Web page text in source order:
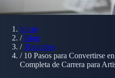
Inicio
/ Blog
/ Tutoriales
/ 10 Pasos para Convertirse
Completa de Carrera para